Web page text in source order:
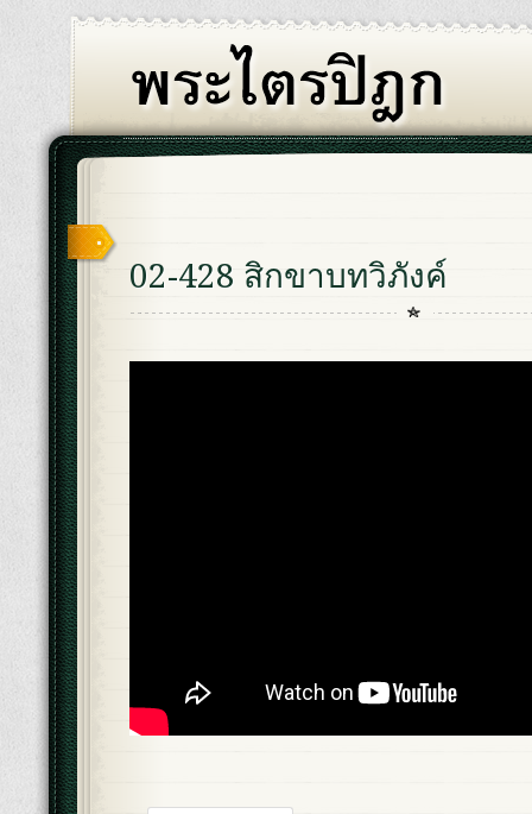
02-428 สิกขาบทวิภังค์